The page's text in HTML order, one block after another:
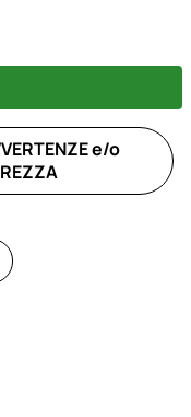
e/o